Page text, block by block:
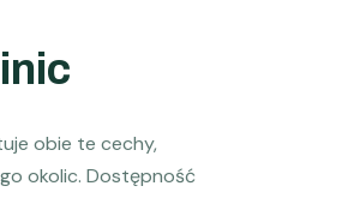
obie te cechy,
okolic. Dostępność